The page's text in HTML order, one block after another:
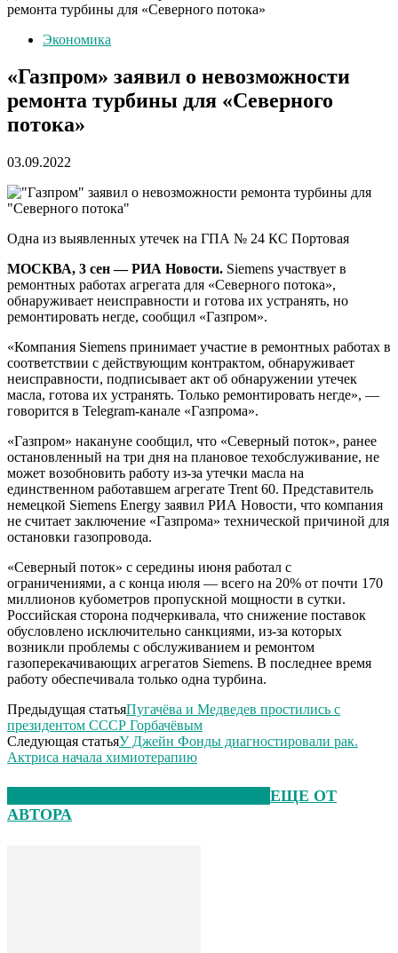
ремонта турбины для «Северного потока»
Экономика
«Газпром» заявил о невозможности
ремонта турбины для «Северного
потока»
03.09.2022
Одна из выявленных утечек на ГПА № 24 КС Портовая
МОСКВА, 3 сен — РИА Новости. Siemens участвует в
ремонтных работах агрегата для «Северного потока»,
обнаруживает неисправности и готова их устранять, но
ремонтировать негде, сообщил «Газпром».
«Компания Siemens принимает участие в ремонтных работах в
соответствии с действующим контрактом, обнаруживает
неисправности, подписывает акт об обнаружении утечек
масла, готова их устранять. Только ремонтировать негде», —
говорится в Telegram-канале «Газпрома».
«Газпром» накануне сообщил, что «Северный поток», ранее
остановленный на три дня на плановое техобслуживание, не
может возобновить работу из-за утечки масла на
единственном работавшем агрегате Trent 60. Представитель
немецкой Siemens Energy заявил РИА Новости, что компания
не считает заключение «Газпрома» технической причиной для
остановки газопровода.
«Северный поток» с середины июня работал с
ограничениями, а с конца июля — всего на 20% от почти 170
миллионов кубометров пропускной мощности в сутки.
Российская сторона подчеркивала, что снижение поставок
обусловлено исключительно санкциями, из-за которых
возникли проблемы с обслуживанием и ремонтом
газоперекачивающих агрегатов Siemens. В последнее время
работу обеспечивала только одна турбина.
Предыдущая статьяПугачёва и Медведев простились с
президентом СССР Горбачёвым
Следующая статьяУ Джейн Фонды диагностировали рак.
Актриса начала химиотерапию
ЕЩЕ ОТ
АВТОРА